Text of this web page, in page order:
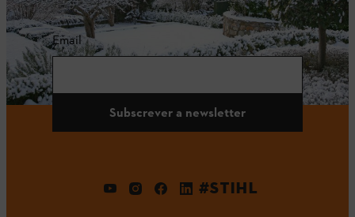
Email
Subscrever a newsletter
#STIHL